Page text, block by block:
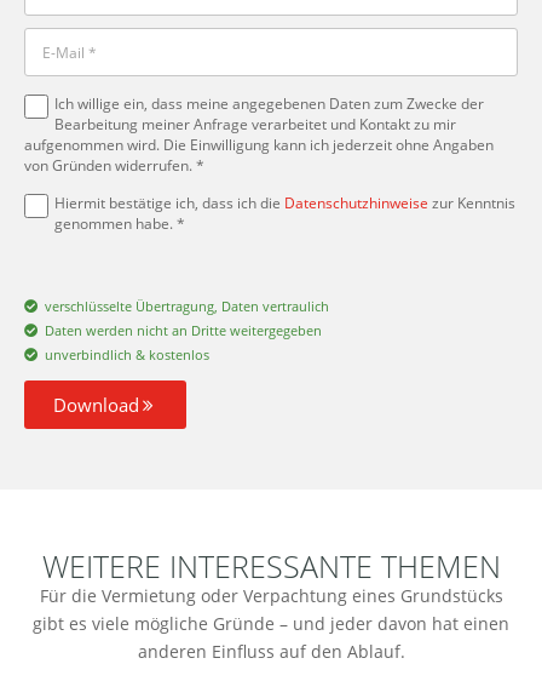
Ich willige ein, dass meine angegebenen Daten zum Zwecke der
Bearbeitung meiner Anfrage verarbeitet und Kontakt zu mir
aufgenommen wird. Die Einwilligung kann ich jederzeit ohne Angaben
von Gründen widerrufen. *
Hiermit bestätige ich, dass ich die Datenschutzhinweise zur Kenntnis
genommen habe. *
verschlüsselte Übertragung, Daten vertraulich
Daten werden nicht an Dritte weitergegeben
unverbindlich & kostenlos
Download
WEITERE INTERESSANTE THEMEN
Für die Vermietung oder Verpachtung eines Grundstücks
gibt es viele mögliche Gründe – und jeder davon hat einen
anderen Einfluss auf den Ablauf.